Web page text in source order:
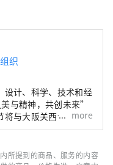
梦
式会社）/秘书处：
日新闻大
5，邮编：530-0001
电话：
织
计、科学、技术和经
与精神，共创未来”
将与大阪关西世博会同
时，将有来自158个国
关西以及日本各地的网
more
所提到的商品、服务的内容